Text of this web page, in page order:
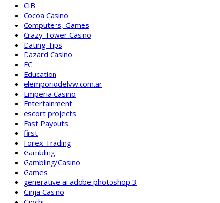
CIB
Cocoa Casino
Computers, Games
Crazy Tower Сasino
Dating Tips
Dazard Casino
EC
Education
elemporiodelvw.com.ar
Emperia Casino
Entertainment
escort projects
Fast Payouts
first
Forex Trading
Gambling
Gambling/Casino
Games
generative ai adobe photoshop 3
Ginja Casino